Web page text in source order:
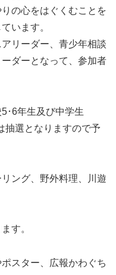
の心をはぐくむことを
います。
リーダー、青少年相談
ダーとなって、参加者
･6年生及び中学生
選となりますので予
ング、野外料理、川遊
す。
スター、広報かわぐち